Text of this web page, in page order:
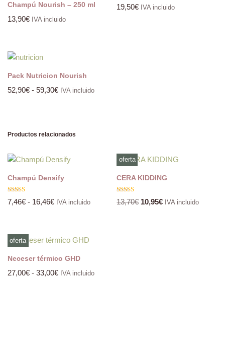
Champú Nourish – 250 ml
13,90€ IVA incluido
19,50€ IVA incluido
Pack Nutricion Nourish
52,90€ - 59,30€ IVA incluido
Productos relacionados
Champú Densify
Valorado
con
7,46€ - 16,46€ IVA incluido
oferta
CERA KIDDING
Valorado
con
13,70€ 10,95€ IVA incluido
oferta
Neceser térmico GHD
27,00€ - 33,00€ IVA incluido